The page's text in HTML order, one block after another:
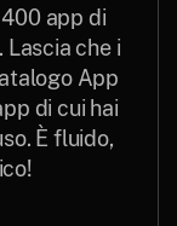
app di
che i
App
di cui hai
È fluido,